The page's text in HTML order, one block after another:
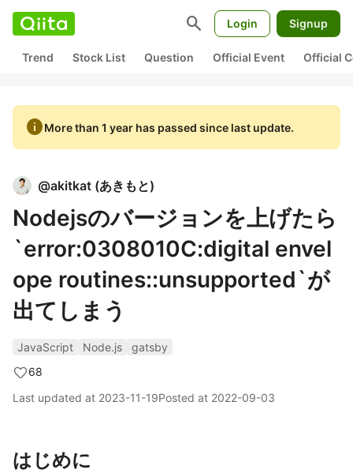
search Login Signup
Trend Stock List Question Official Event Official
infoMore than 1 year has passed since last update.
@akitkat (あきもと)
Nodejsのバージョンを上げたら
`error:0308010C:digital envel
ope routines::unsupported`が
出てしまう
JavaScript Node.js
gatsby
68
Last updated at 2023-11-19Posted at 2022-09-03
はじめに